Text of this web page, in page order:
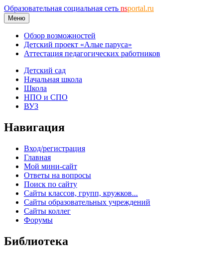
Образовательная социальная сеть nsportal.ru
Меню
Обзор возможностей
Детский проект «Алые паруса»
Аттестация педагогических работников
Детский сад
Начальная школа
Школа
НПО и СПО
ВУЗ
Навигация
Вход/регистрация
Главная
Мой мини-сайт
Ответы на вопросы
Поиск по сайту
Сайты классов, групп, кружков...
Сайты образовательных учреждений
Сайты коллег
Форумы
Библиотека